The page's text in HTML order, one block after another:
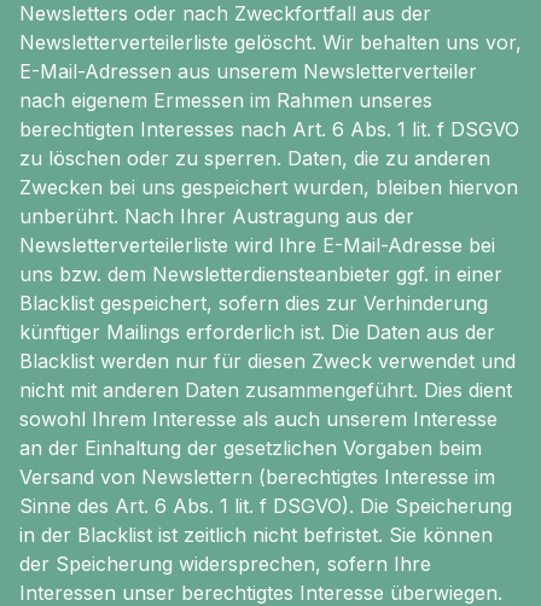
Newsletters oder nach Zweckfortfall aus der
Newsletterverteilerliste gelöscht. Wir behalten uns vor,
E-Mail-Adressen aus unserem Newsletterverteiler
nach eigenem Ermessen im Rahmen unseres
berechtigten Interesses nach Art. 6 Abs. 1 lit. f DSGVO
zu löschen oder zu sperren. Daten, die zu anderen
Zwecken bei uns gespeichert wurden, bleiben hiervon
unberührt. Nach Ihrer Austragung aus der
Newsletterverteilerliste wird Ihre E-Mail-Adresse bei
uns bzw. dem Newsletterdiensteanbieter ggf. in einer
Blacklist gespeichert, sofern dies zur Verhinderung
künftiger Mailings erforderlich ist. Die Daten aus der
Blacklist werden nur für diesen Zweck verwendet und
nicht mit anderen Daten zusammengeführt. Dies dient
sowohl Ihrem Interesse als auch unserem Interesse
an der Einhaltung der gesetzlichen Vorgaben beim
Versand von Newslettern (berechtigtes Interesse im
Sinne des Art. 6 Abs. 1 lit. f DSGVO). Die Speicherung
in der Blacklist ist zeitlich nicht befristet. Sie können
der Speicherung widersprechen, sofern Ihre
Interessen unser berechtigtes Interesse überwiegen.